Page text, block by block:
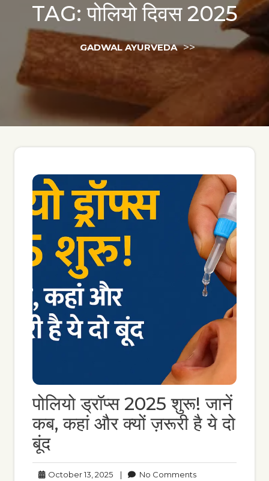
TAG:पोलियो दिवस 2025
GADWAL AYURVEDA >>
पोलियो ड्रॉप्स 2025 शुरू! जानें
कब, कहां और क्यों ज़रूरी है ये दो
बूंद
October 13, 2025October
| No CommentsNo